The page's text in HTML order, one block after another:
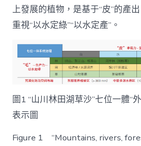
上發展的植物，是基于“皮”的產
重視“以水定綠”“以水定產”。
圖1 “山川林田湖草沙”七位一體“
表示圖
Figure 1 “Mountains, rivers,